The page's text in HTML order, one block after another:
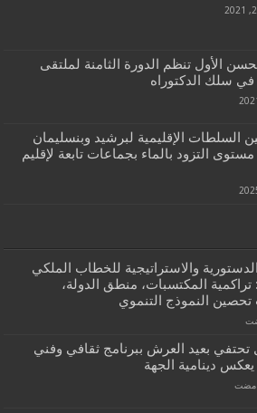
الأول تنظم الدورة الثامنة لملتقى
في سلك الدكتوراه
السلطات الإقليمية لبرشيد وبنسليمان
التزود بالماء بجماعات تابعة لإقليم
والاستراتيجية للخطاب الملكي
المكتسبات، منطق الدولة،
تحصين النموذج التنموي
تحتفي بعيد العرش ببرنامج ثقافي وفني
دينامية الجهة
مضت